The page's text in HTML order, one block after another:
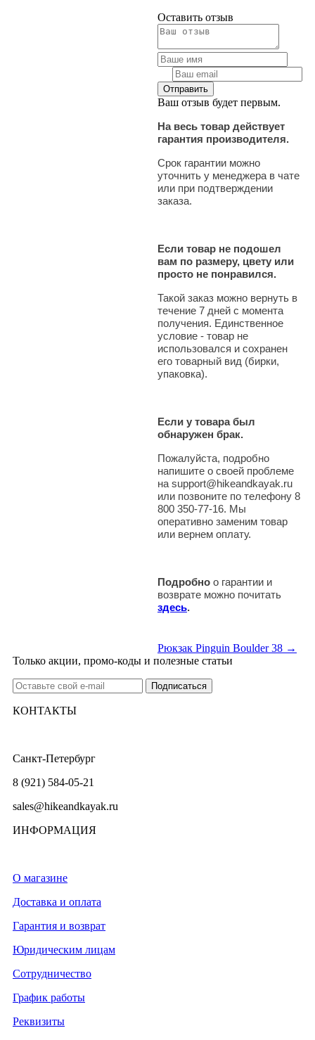
Оставить отзыв
Ваш отзыв будет первым.
На весь товар действует
гарантия производителя.
Срок гарантии можно
уточнить у менеджера в чате
или при подтверждении
заказа.
Если товар не подошел
вам по размеру, цвету или
просто не понравился.
Такой заказ можно вернуть в
течение 7 дней с момента
получения. Единственное
условие - товар не
использовался и сохранен
его товарный вид (бирки,
упаковка).
Если у товара был
обнаружен брак.
Пожалуйста, подробно
напишите о своей проблеме
на support@hikeandkayak.ru
или позвоните по телефону 8
800 350-77-16. Мы
оперативно заменим товар
или вернем оплату.
Подробно о гарантии и
возврате можно почитать
здесь.
Рюкзак Pinguin Boulder 38 →
Только акции, промо-коды и полезные статьи
КОНТАКТЫ
Санкт-Петербург
8 (921) 584-05-21
sales@hikeandkayak.ru
ИНФОРМАЦИЯ
О магазине
Доставка и оплата
Гарантия и возврат
Юридическим лицам
Сотрудничество
График работы
Реквизиты